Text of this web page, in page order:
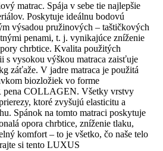
matrac. Spája v sebe tie najlepšie
Poskytuje ideálnu bodovú
výsadou pružinových – taštičkových
penami, t. j. vynikajúce zníženie
chrbtice. Kvalita použitých
s vysokou výškou matraca zaisťuje
záťaže. V jadre matraca je použitá
biozložiek vo forme
pena COLLAGEN. Všetky vrstvy
ktoré zvyšujú elasticitu a
Spánok na tomto matraci poskytuje
opora chrbtice, zníženie tlaku,
komfort – to je všetko, čo naše telo
si tento LUXUS